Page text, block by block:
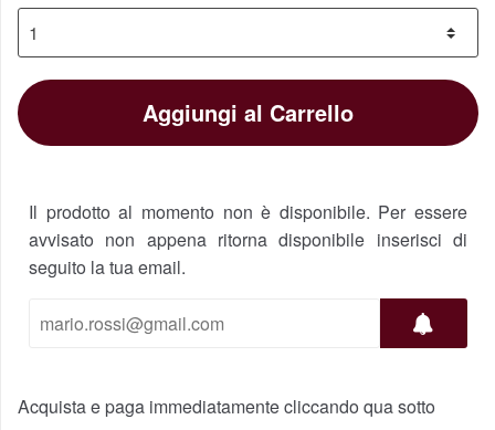
Aggiungi al Carrello
Il prodotto al momento non è disponibile. Per essere
avvisato non appena ritorna disponibile inserisci di
seguito la tua email.
Acquista e paga immediatamente cliccando qua sotto